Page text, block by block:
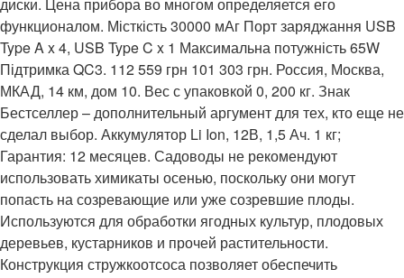
функционалом. Місткість 30000 мАг Порт заряджання USB
Type A x 4, USB Type C x 1 Максимальна потужність 65W
Підтримка QC3. 112 559 грн 101 303 грн. Россия, Москва,
МКАД, 14 км, дом 10. Вес с упаковкой 0, 200 кг. Знак
Бестселлер – дополнительный аргумент для тех, кто еще не
сделал выбор. Аккумулятор Li Ion, 12В, 1,5 Ач. 1 кг;
Гарантия: 12 месяцев. Садоводы не рекомендуют
использовать химикаты осенью, поскольку они могут
попасть на созревающие или уже созревшие плоды.
Используются для обработки ягодных культур, плодовых
деревьев, кустарников и прочей растительности.
Конструкция стружкоотсоса позволяет обеспечить